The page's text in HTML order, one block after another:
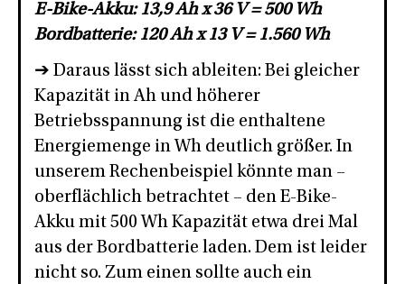
E-Bike-Akku: 13,9 Ah x 36 V = 500 Wh
Bordbatterie: 120 Ah x 13 V = 1.560 Wh
➔ Daraus lässt sich ableiten: Bei gleicher
Kapazität in Ah und höherer
Betriebsspannung ist die enthaltene
Energiemenge in Wh deutlich größer. In
unserem Rechenbeispiel könnte man –
oberflächlich betrachtet – den E-Bike-
Akku mit 500 Wh Kapazität etwa drei Mal
aus der Bordbatterie laden. Dem ist leider
nicht so. Zum einen sollte auch ein